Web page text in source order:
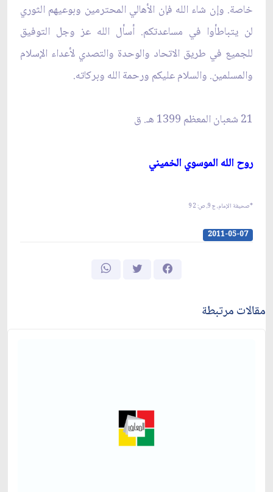
خاصة. وإن شاء الله فإن الأهالي المحترمين وبوعيهم الثوري
لن يتباطأوا في مساعدتكم. أسأل الله عز وجل التوفيق
للجميع في طريق الاتحاد والوحدة والتصدي لأعداء الإسلام
والمسلمين. والسلام عليكم ورحمة الله وبركاته.
21 شعبان المعظم 1399 هـ. ق‏
روح الله الموسوي الخميني‏
*صحيفة الإمام، ج‏9، ص: 92
2011-05-07
مقالات مرتبطة